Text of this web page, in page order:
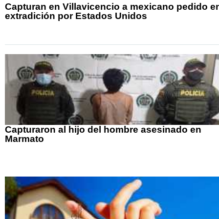
Capturan en Villavicencio a mexicano pedido
extradición por Estados Unidos
Capturaron al hijo del hombre asesinado en
Marmato